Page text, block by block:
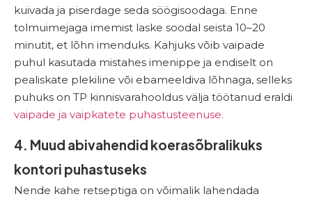
kuivada ja piserdage seda söögisoodaga. Enne
tolmuimejaga imemist laske soodal seista 10–20
minutit, et lõhn imenduks. Kahjuks võib vaipade
puhul kasutada mistahes imenippe ja endiselt on
pealiskate plekiline või ebameeldiva lõhnaga, selleks
puhuks on TP kinnisvarahooldus välja töötanud eraldi
vaipade ja vaipkatete puhastusteenuse.
4. Muud abivahendid koerasõbralikuks
kontori puhastuseks
Nende kahe retseptiga on võimalik lahendada